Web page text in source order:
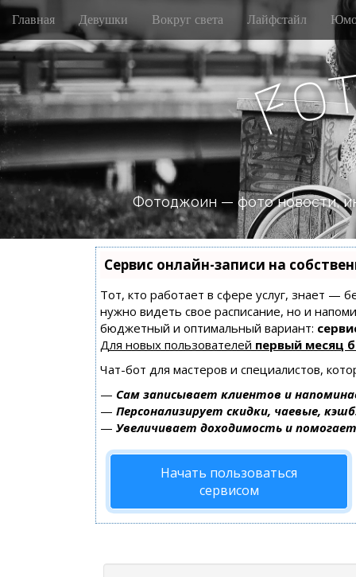
M
i
n
m
e
n
u
S
i
p
t
o
c
o
n
t
e
Главная Девушки Вокруг света Лайфстайл
Fo
Фотоджоин — фото новости,
Сервис онлайн-записи на
Тот, кто работает в сфере услуг, знает —
нужно видеть свое расписание, но и
бюджетный и оптимальный вариант:
Для новых пользователей первый месяц
Чат-бот для мастеров и специалистов,
— Сам записывает клиентов и
— Персонализирует скидки, чаевые,
— Увеличивает доходимость и
Начать пользоваться
сервисом